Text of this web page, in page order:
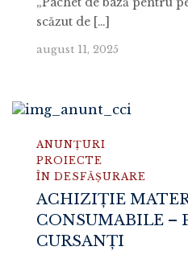
scăzut de […]
august 11, 2025
ANUNȚURI
PROIECTE
ÎN DESFĂȘURARE
ACHIZIȚIE
CONSUMABILE –
CURSANȚI